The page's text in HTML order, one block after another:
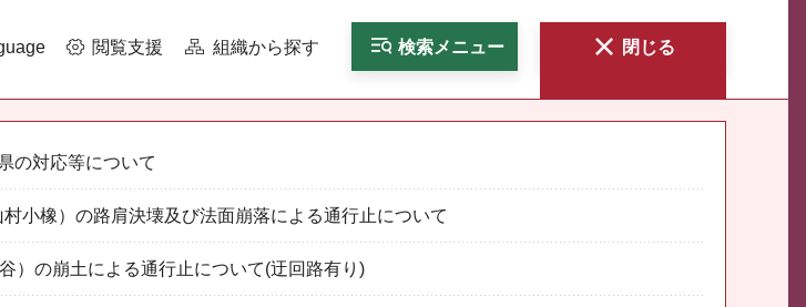
閲覧支援 組織から探す 検索メニュー 閉じる
の対応等について
小橡）の路肩決壊及び法面崩落による通行止について
）の崩土による通行止について(迂回路有り)